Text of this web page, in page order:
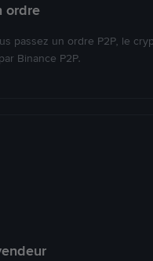
ordre
passez un ordre P2P, le
Binance P2P.